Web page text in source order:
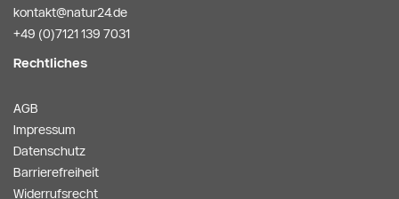
kontakt@natur24.de
+49 (0)7121 139 7031
Rechtliches
AGB
Impressum
Datenschutz
Barrierefreiheit
Widerrufsrecht